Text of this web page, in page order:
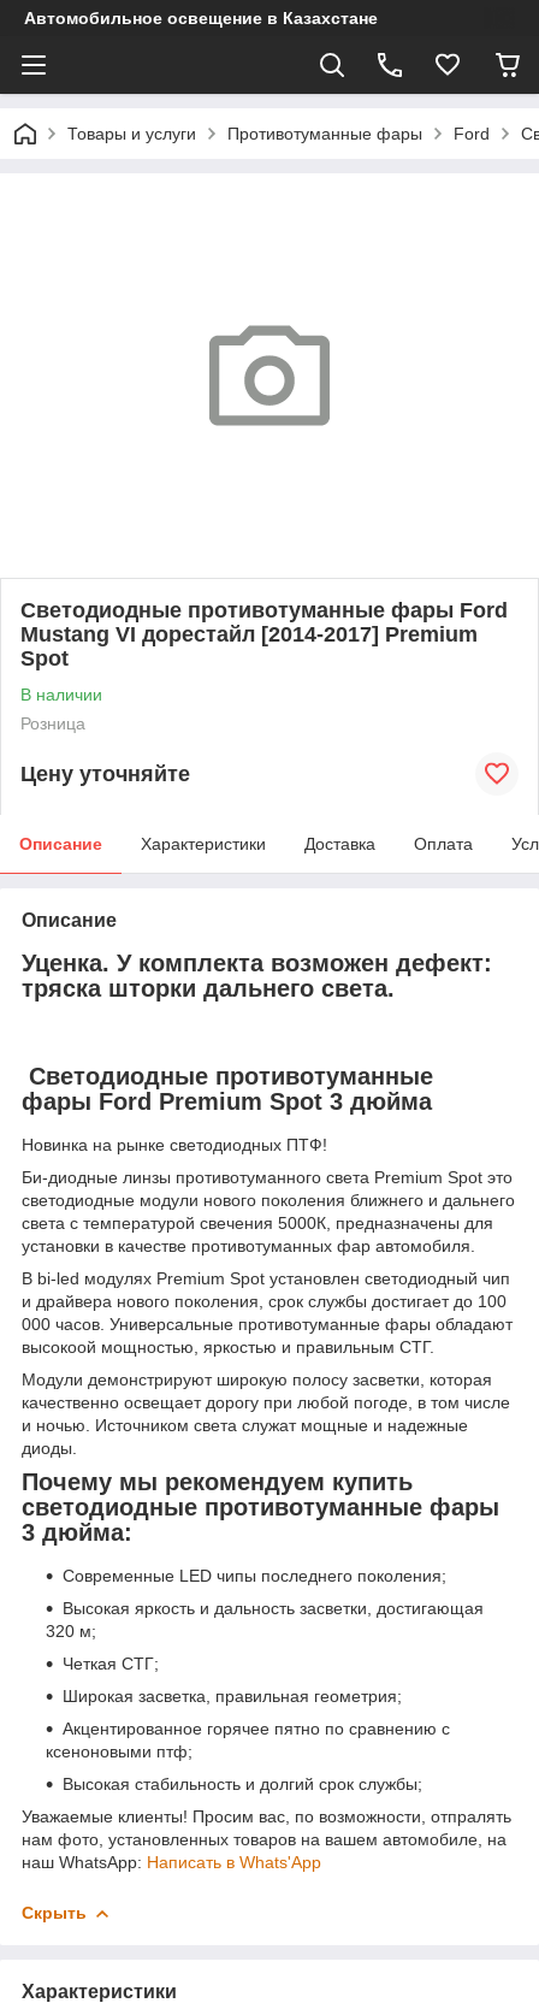
Автомобильное освещение в Казахстане
Товары и услуги Противотуманные фары Ford
Светодиодные противотуманные фары Ford
Mustang VI дорестайл [2014-2017] Premium
Spot
В наличии
Розница
Цену уточняйте
Описание Характеристики Доставка Оплата
Описание
Уценка. У комплекта возможен дефект:
тряска шторки дальнего света.
Cветодиодные противотуманные
фары Ford Premium Spot 3 дюйма
Новинка на рынке светодиодных ПТФ!
Би-диодные линзы противотуманного света Premium Spot это
светодиодные модули нового поколения ближнего и дальнего
света с температурой свечения 5000К, предназначены для
установки в качестве противотуманных фар автомобиля.
В bi-led модулях Premium Spot установлен светодиодный чип
и драйвера нового поколения, срок службы достигает до 100
000 часов. Универсальные противотуманные фары обладают
высокоой мощностью, яркостью и правильным СТГ.
Модули демонстрируют широкую полосу засветки, которая
качественно освещает дорогу при любой погоде, в том числе
и ночью. Источником света служат мощные и надежные
диоды.
Почему мы рекомендуем купить
светодиодные противотуманные фары
3 дюйма:
Современные LED чипы последнего поколения;
Высокая яркость и дальность засветки, достигающая
320 м;
Четкая СТГ;
Широкая засветка, правильная геометрия;
Акцентированное горячее пятно по сравнению с
ксеноновыми птф;
Высокая стабильность и долгий срок службы;
Уважаемые клиенты! Просим вас, по возможности, отпралять
нам фото, установленных товаров на вашем автомобиле, на
наш WhatsApp: Написать в Whats'App
Скрыть
Характеристики